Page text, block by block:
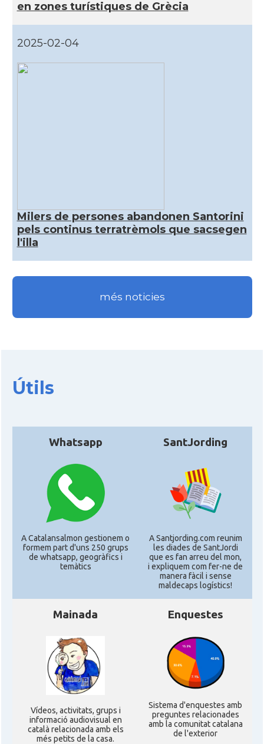
en zones turístiques de Grècia
2025-02-04
Milers de persones abandonen Santorini
pels continus terratrèmols que sacsegen
l'illa
més noticies
Útils
Whatsapp
A Catalansalmon gestionem o
formem part d'uns 250 grups
de whatsapp, geogràfics i
temàtics
SantJording
A Santjording.com reunim
les diades de SantJordi
que es fan arreu del mon,
i expliquem com fer-ne de
manera fàcil i sense
maldecaps logí­stics!
Mainada
Ví­deos, activitats, grups i
informació audiovisual en
català relacionada amb els
més petits de la casa.
Enquestes
Sistema d'enquestes amb
preguntes relacionades
amb la comunitat catalana
de l'exterior